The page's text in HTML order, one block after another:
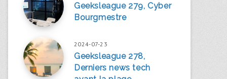
Geeksleague 279, Cyber
Bourgmestre
2024-07-23
Geeksleague 278,
Derniers news tech